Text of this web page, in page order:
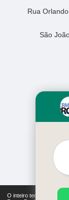
Rua
São
O inteiro teor deste site